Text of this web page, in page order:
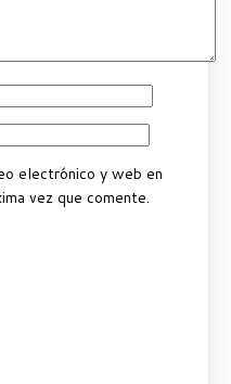
electrónico y web en
vez que comente.